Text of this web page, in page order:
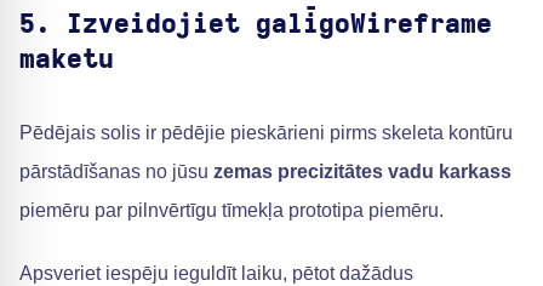
5. Izveidojiet galīgoWireframe
maketu
Pēdējais solis ir pēdējie pieskārieni pirms skeleta kontūru
pārstādīšanas no jūsu zemas precizitātes vadu karkass
piemēru par pilnvērtīgu tīmekļa prototipa piemēru.
Apsveriet iespēju ieguldīt laiku, pētot dažādus